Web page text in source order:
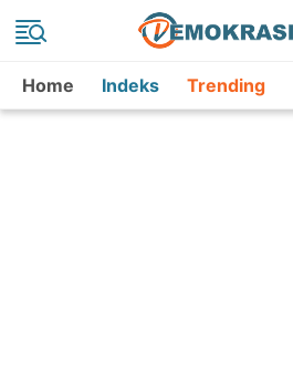
Home Indeks Trending